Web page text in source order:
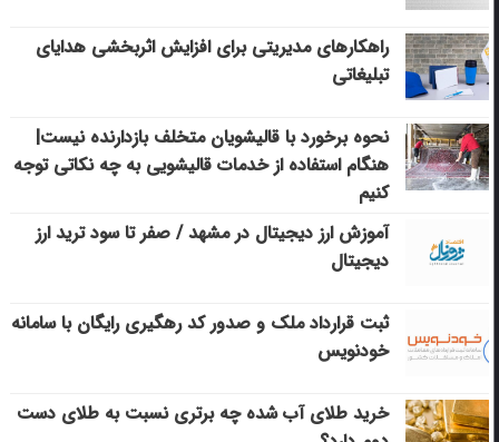
راهکارهای مدیریتی برای افزایش اثربخشی هدایای
تبلیغاتی
نحوه برخورد با قالیشویان متخلف بازدارنده نیست|
هنگام استفاده از خدمات قالیشویی به چه نکاتی توجه
کنیم
آموزش ارز دیجیتال در مشهد / صفر تا سود ترید ارز
دیجیتال
ثبت قرارداد ملک و صدور کد رهگیری رایگان با سامانه
خودنویس
خرید طلای آب شده چه برتری نسبت به طلای دست